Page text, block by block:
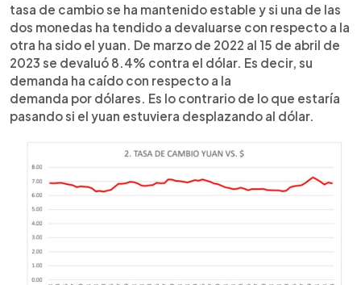
tasa de cambio se ha mantenido estable y si una de las
dos monedas ha tendido a devaluarse con respecto a la
otra ha sido el yuan. De marzo de 2022 al 15 de abril de
2023 se devaluó 8.4% contra el dólar. Es decir, su
demanda ha caído con respecto a la
demanda por dólares. Es lo contrario de lo que estaría
pasando si el yuan estuviera desplazando al dólar.